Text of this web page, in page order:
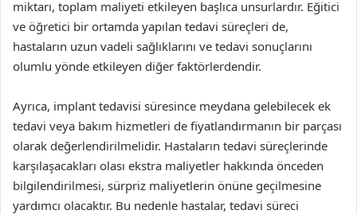
miktarı, toplam maliyeti etkileyen başlıca unsurlardır. Eğitici
ve öğretici bir ortamda yapılan tedavi süreçleri de,
hastaların uzun vadeli sağlıklarını ve tedavi sonuçlarını
olumlu yönde etkileyen diğer faktörlerdendir.
Ayrıca, implant tedavisi süresince meydana gelebilecek ek
tedavi veya bakım hizmetleri de fiyatlandırmanın bir parçası
olarak değerlendirilmelidir. Hastaların tedavi süreçlerinde
karşılaşacakları olası ekstra maliyetler hakkında önceden
bilgilendirilmesi, sürpriz maliyetlerin önüne geçilmesine
yardımcı olacaktır. Bu nedenle hastalar, tedavi süreci